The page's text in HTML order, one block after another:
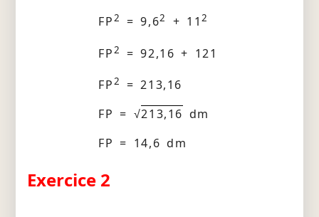
FP2 = 9,62 + 112
FP2 = 92,16 + 121
FP2
= 213,16
FP = √213,16 dm
FP = 14,6 dm
Exercice 2